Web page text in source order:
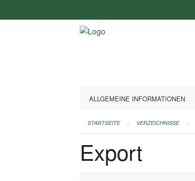
überspringen
ALLGEMEINE INFORMATIONEN
STARTSEITE VERZEICHNISSE
Export